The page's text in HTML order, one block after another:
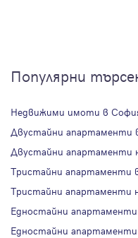
Популярни
Недвижими имоти в
Двустайни апартаменти
Двустайни апартаменти
Тристайни апартаменти
Тристайни апартаменти
Едностайни
Едностайни